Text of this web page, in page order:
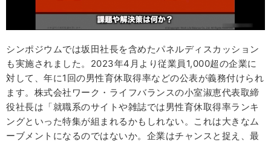
シンポジウムでは坂田社長を含めたパネルディスカッション
も実施されました。2023年4月より従業員1,000超の企業に
対して、年に1回の男性育休取得率などの公表が義務付けられ
ます。株式会社ワーク・ライフバランスの小室淑恵代表取締
役社長は「就職系のサイトや雑誌では男性育休取得率ランキ
ングといった特集が組まれるかもしれない。これは大きなム
ーブメントになるのではないか。企業はチャンスと捉え、最